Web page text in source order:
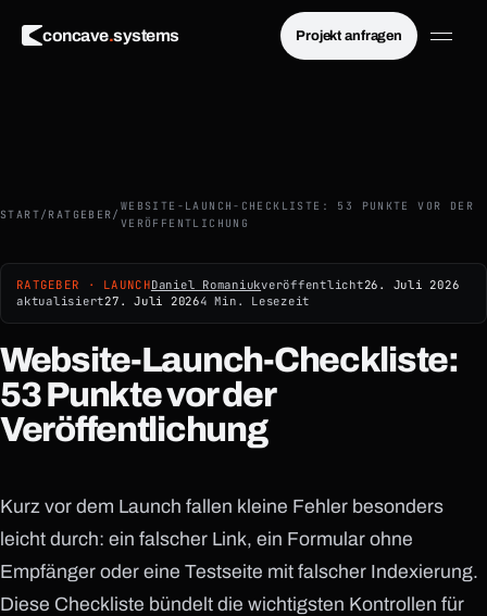
concave.systems Projekt anfragen
Menü schließen×
START/ RATGEBER/
WEBSITE-LAUNCH-CHECKLISTE: 53 PUNKTE VOR DER
VERÖFFENTLICHUNG
RATGEBER · LAUNCHDaniel Romaniukveröffentlicht26. Juli 2026
aktualisiert27. Juli 20264 Min. Lesezeit
Website-Launch-Checkliste:
53 Punkte vor der
Veröffentlichung
Kurz vor dem Launch fallen kleine Fehler besonders
leicht durch: ein falscher Link, ein Formular ohne
Empfänger oder eine Testseite mit falscher Indexierung.
Diese Checkliste bündelt die wichtigsten Kontrollen für